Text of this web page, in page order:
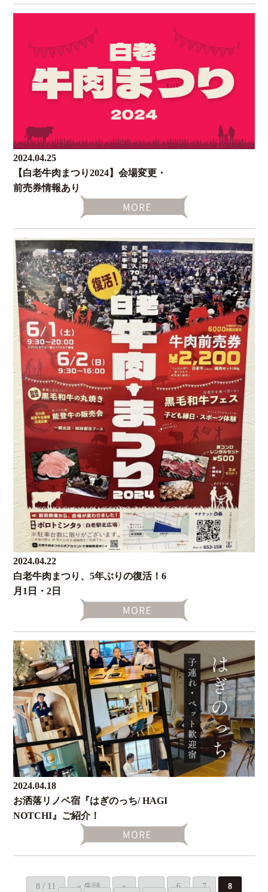
2024.04.25
【白老牛肉まつり2024】会場変更・
前売券情報あり
2024.04.22
白老牛肉まつり、5年ぶりの復活！6
月1日・2日
2024.04.18
お洒落リノベ宿『はぎのっち/ HAGI
NOTCHI』ご紹介！
8 / 11 « 先頭 « ... 6 7
8